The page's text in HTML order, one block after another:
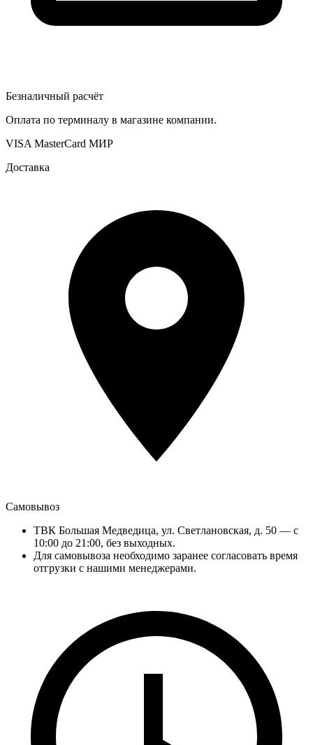
Безналичный расчёт
Оплата по терминалу в магазине компании.
VISA MasterCard МИР
Доставка
Самовывоз
ТВК Большая Медведица, ул. Светлановская, д. 50 — с
10:00 до 21:00, без выходных.
Для самовывоза необходимо заранее согласовать время
отгрузки с нашими менеджерами.